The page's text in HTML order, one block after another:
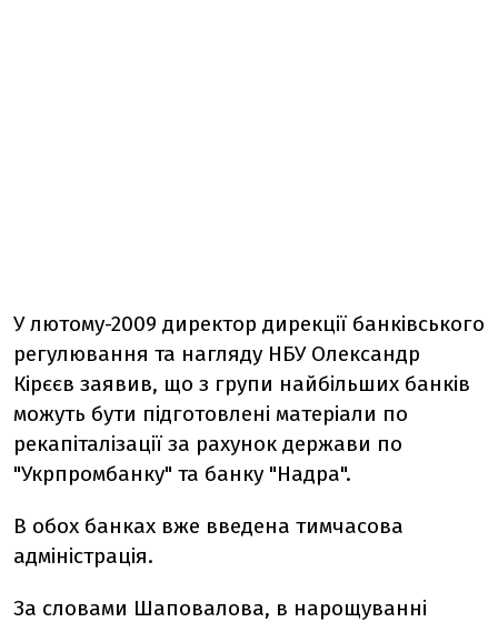
У лютому-2009 директор дирекції банківського
регулювання та нагляду НБУ Олександр
Кірєєв заявив, що з групи найбільших банків
можуть бути підготовлені матеріали по
рекапіталізації за рахунок держави по
"Укрпромбанку" та банку "Надра".
В обох банках вже введена тимчасова
адміністрація.
За словами Шаповалова, в нарощуванні